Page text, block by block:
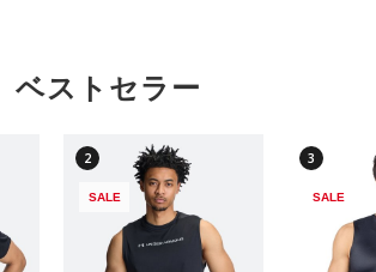
ベストセラー
2
SALE
3
SALE